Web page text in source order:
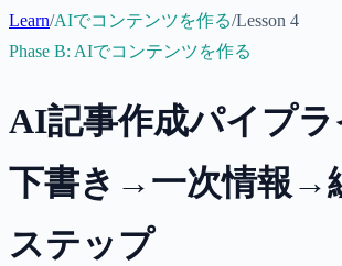
Learn/AIでコンテンツを作る/Lesson 4
Phase B: AIでコンテンツを作る
AI記事作成パイプ
下書き→一次情報→
ステップ